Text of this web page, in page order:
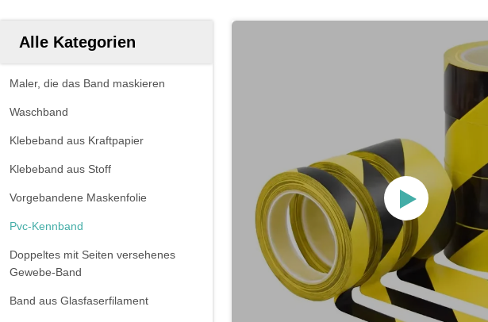
Alle Kategorien
Maler, die das Band maskieren
Waschband
Klebeband aus Kraftpapier
Klebeband aus Stoff
Vorgebandene Maskenfolie
Pvc-Kennband
Doppeltes mit Seiten versehenes
Gewebe-Band
Band aus Glasfaserfilament